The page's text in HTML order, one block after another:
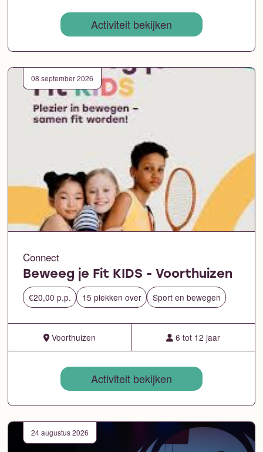
Activiteit bekijken
08 september 2026
Connect
Beweeg je Fit KIDS - Voorthuizen
€20,00 p.p. 15 plekken over Sport en bewegen
Voorthuizen 6 tot 12 jaar
Activiteit bekijken
24 augustus 2026